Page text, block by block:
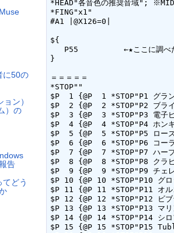
に50の
ン）
）の
告
どう
*HEAD"各音色の推奨音域"; ※MIDI
*FING"x1"
#A1 |@X126=0|
${
}
＝＝＝＝＝
*STOP""
$P  1 {@P  1 *STOP"P1 グ
$P  2 {@P  2 *STOP"P2 ブ
$P  3 {@P  3 *STOP"P3 電
$P  4 {@P  4 *STOP"P4 ホ
$P  5 {@P  5 *STOP"P5 ロ
$P  6 {@P  6 *STOP"P6 コ
$P  7 {@P  7 *STOP"P7 ハ
$P  8 {@P  8 *STOP"P8 ク
$P  9 {@P  9 *STOP"P9 チ
$P 10 {@P 10 *STOP"P10
$P 11 {@P 11 *STOP"P11
$P 12 {@P 12 *STOP"P12
$P 13 {@P 13 *STOP"P13
$P 14 {@P 14 *STOP"P14
$P 15 {@P 15 *STOP"P15